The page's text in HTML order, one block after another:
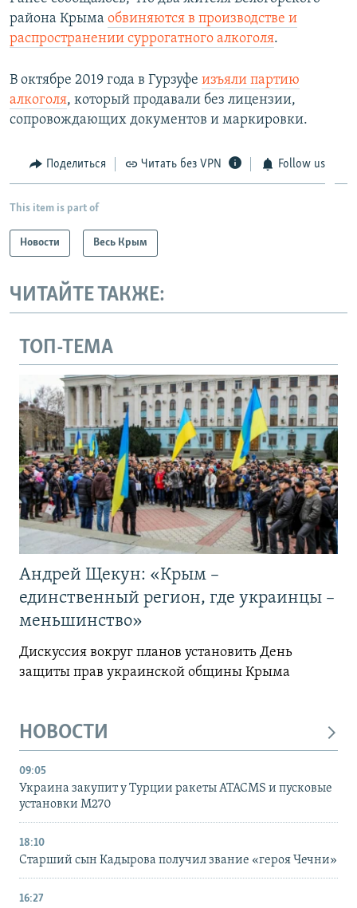
района Крыма обвиняются в производстве и
распространении суррогатного алкоголя.
В октябре 2019 года в Гурзуфе изъяли партию
алкоголя, который продавали без лицензии,
сопровождающих документов и маркировки.
Поделиться Читать без VPN Follow us
This item is part of
Новости Весь Крым
ЧИТАЙТЕ ТАКЖЕ:
ТОП-ТЕМА
Андрей Щекун: «Крым –
единственный регион, где украинцы –
меньшинство»
Дискуссия вокруг планов установить День
защиты прав украинской общины Крыма
НОВОСТИ
09:05
Украина закупит у Турции ракеты ATACMS и пусковые
установки M270
18:10
Старший сын Кадырова получил звание «героя Чечни»
16:27